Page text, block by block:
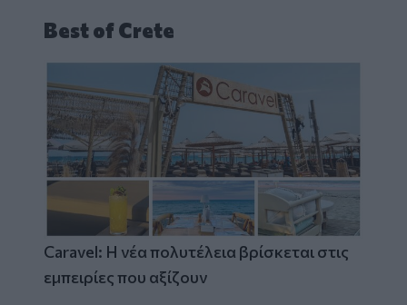
Best of Crete
Caravel: Η νέα πολυτέλεια βρίσκεται στις
εμπειρίες που αξίζουν